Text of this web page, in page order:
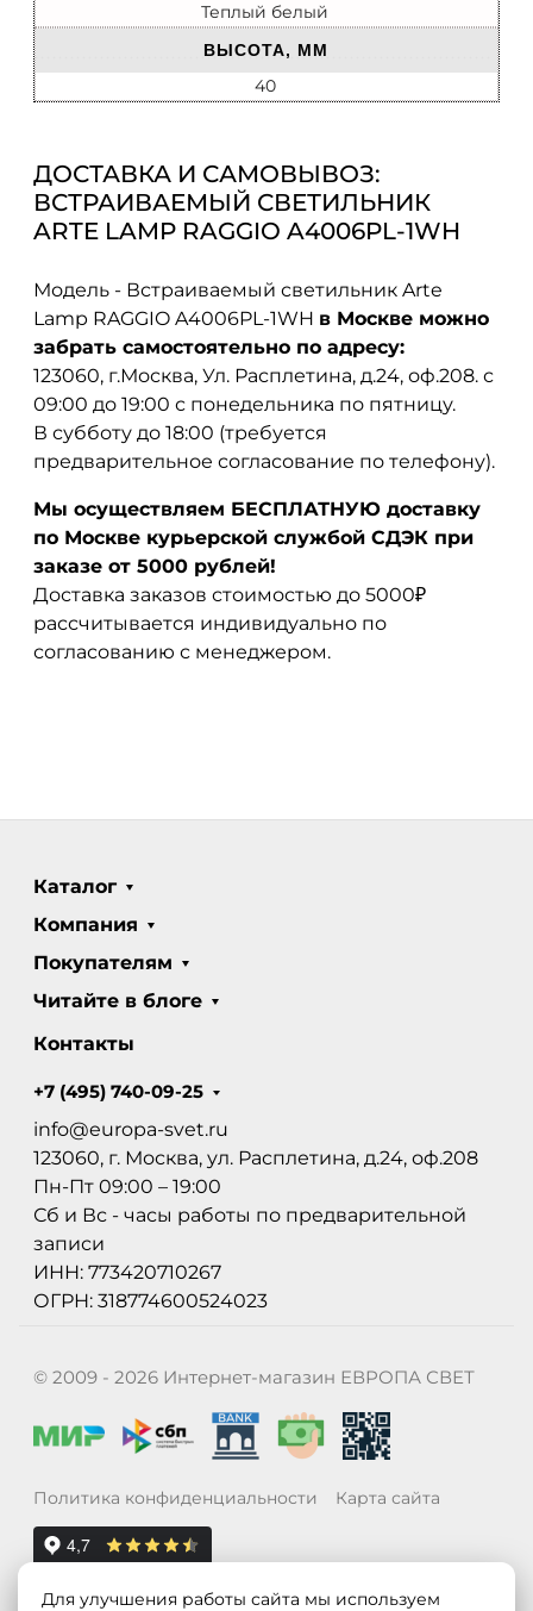
Теплый белый
ВЫСОТА, ММ
40
ДОСТАВКА И САМОВЫВОЗ:
ВСТРАИВАЕМЫЙ СВЕТИЛЬНИК
ARTE LAMP RAGGIO A4006PL-1WH
Модель - Встраиваемый светильник Arte
Lamp RAGGIO A4006PL-1WH в Москве можно
забрать самостоятельно по адресу:
123060, г.Москва, Ул. Расплетина, д.24, оф.208. с
09:00 до 19:00 с понедельника по пятницу.
В субботу до 18:00 (требуется
предварительное согласование по телефону).
Мы осуществляем БЕСПЛАТНУЮ доставку
по Москве курьерской службой СДЭК при
заказе от 5000 рублей!
Доставка заказов стоимостью до 5000₽
рассчитывается индивидуально по
согласованию с менеджером.
Каталог
Компания
Покупателям
Читайте в блоге
Контакты
+7 (495) 740-09-25
info@europa-svet.ru
123060, г. Москва, ул. Расплетина, д.24, оф.208
Пн-Пт 09:00 – 19:00
Сб и Вс - часы работы по предварительной
записи
ИНН: 773420710267
ОГРН: 318774600524023
© 2009 - 2026 Интернет-магазин ЕВРОПА СВЕТ
Политика конфиденциальности Карта сайта
Для улучшения работы сайта мы используем